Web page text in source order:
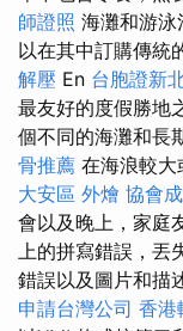
師證照 海灘和游泳
以在其中訂購傳統
解壓 En 台胞證新
最友好的度假勝地
個不同的海灘和長
骨推薦 在海浪較大
大安區 外燴 協會
會以及晚上，家庭
上的拼寫錯誤，丟
錯誤以及圖片和描
申請台灣公司 香港